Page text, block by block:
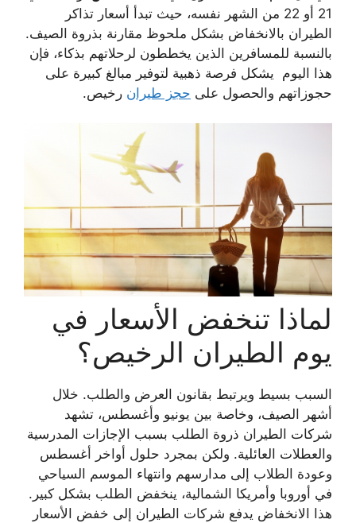
21 أو 22 من الشهر نفسه، حيث تبدأ أسعار تذاكر
الطيران بالانخفاض بشكل ملحوظ مقارنة بذروة الصيف.
بالنسبة للمسافرين الذين يخططون لرحلاتهم بذكاء، فإن
هذا اليوم يشكل فرصة ذهبية لتوفير مبالغ كبيرة على
حجوزاتهم والحصول على حجز طيران رخيص.
لماذا تنخفض الأسعار في
يوم الطيران الرخيص؟
السبب بسيط ويرتبط بقانون العرض والطلب. خلال
أشهر الصيف، وخاصة بين يونيو وأغسطس، تشهد
شركات الطيران ذروة الطلب بسبب الإجازات المدرسية
والعطلات العائلية. ولكن بمجرد حلول أواخر أغسطس
وعودة الطلاب إلى مدارسهم وانتهاء الموسم السياحي
في أوروبا وأمريكا الشمالية، ينخفض الطلب بشكل كبير.
هذا الانخفاض يدفع شركات الطيران إلى خفض الأسعار